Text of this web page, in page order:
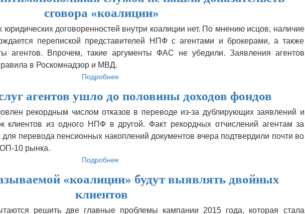
в
обход
картеля
сговора «коалиции»
договоренностей внутри коалиции нет. По мнению исцов, наличие
перепиской представителей НПФ с агентами и брокерами, а также
агентов. Впрочем, такие аргументы ФАС не убедили. Заявления агентов
в Роскомнадзор и МВД.
Подробнее
антимонопольная
не
нашла
доказательств
агентов ушло до половины доходов фондов
рекордным числом отказов в переводе из-за дублирующих заявлений и
клиентов из одного НПФ в другой. Факт рекордных отчислений агентам за
перевода пенсионных накоплений документов вчера подтвердили почти во
10 рынка.
Подробнее
оплату
агентов
ушло
«коалиции» будут выявлять двойных
клиентов
решить две главные проблемы кампании 2015 года, которая стала